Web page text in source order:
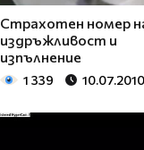
Страхотен номер
издръжливост и
изпълнение
1 339 10.07.2010